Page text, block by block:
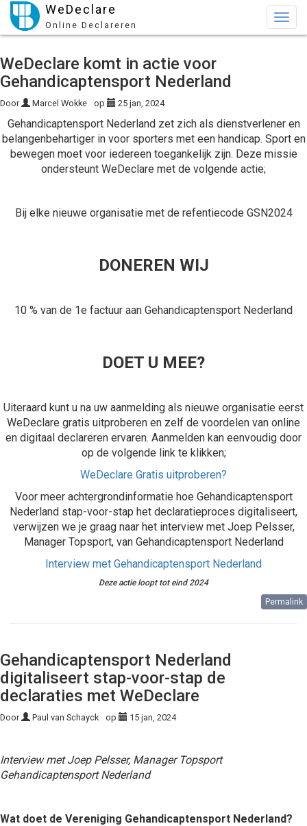
WeDeclare
Online Declareren
WeDeclare komt in actie voor
Gehandicaptensport Nederland
Door Marcel Wokke op 25 jan, 2024
Gehandicaptensport Nederland zet zich als dienstverlener en
belangenbehartiger in voor sporters met een handicap. Sport en
bewegen moet voor iedereen toegankelijk zijn. Deze missie
ondersteunt WeDeclare met de volgende actie;
Bij elke nieuwe organisatie met de refentiecode GSN2024
DONEREN WIJ
10 % van de 1e factuur aan Gehandicaptensport Nederland
DOET U MEE?
Uiteraard kunt u na uw aanmelding als nieuwe organisatie eerst
WeDeclare gratis uitproberen en zelf de voordelen van online
en digitaal declareren ervaren. Aanmelden kan eenvoudig door
op de volgende link te klikken;
WeDeclare Gratis uitproberen?
Voor meer achtergrondinformatie hoe Gehandicaptensport
Nederland stap-voor-stap het declaratieproces digitaliseert,
verwijzen we je graag naar het interview met Joep Pelsser,
Manager Topsport, van Gehandicaptensport Nederland
Interview met Gehandicaptensport Nederland
Deze actie loopt tot eind 2024
Permalink
Gehandicaptensport Nederland
digitaliseert stap-voor-stap de
declaraties met WeDeclare
Door Paul van Schayck op 15 jan, 2024
Interview met Joep Pelsser, Manager Topsport
Gehandicaptensport Nederland
Wat doet de Vereniging Gehandicaptensport Nederland?